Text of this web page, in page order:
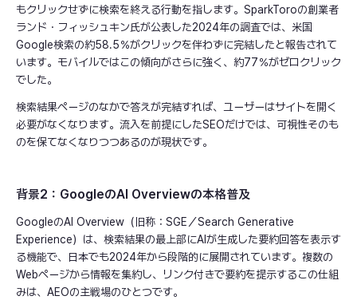
もクリックせずに検索を終える行動を指します。SparkToroの創業者
ランド・フィッシュキン氏が公表した2024年の調査では、米国
Google検索の約58.5％がクリックを伴わずに完結したと報告されて
います。モバイルではこの傾向がさらに強く、約77％がゼロクリック
でした。
検索結果ページのなかで答えが完結すれば、ユーザーはサイトを開く
必要がなくなります。流入を前提にしたSEOだけでは、可視性そのも
のを保てなくなりつつあるのが現状です。
背景2：GoogleのAI Overviewの本格普及
GoogleのAI Overview（旧称：SGE／Search Generative
Experience）は、検索結果の最上部にAIが生成した要約回答を表示す
る機能で、日本でも2024年から段階的に展開されています。複数の
Webページから情報を集約し、リンク付きで要約を提示するこの仕組
みは、AEOの主戦場のひとつです。